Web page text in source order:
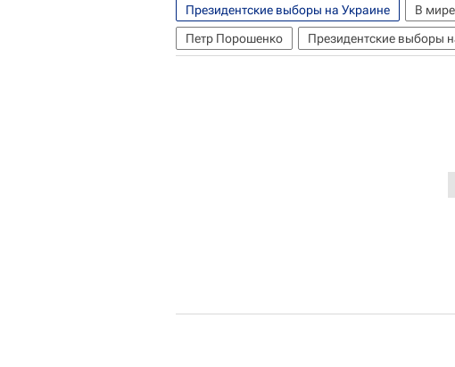
Президентские выборы на Украине В мире
Петр Порошенко
Президентские выборы